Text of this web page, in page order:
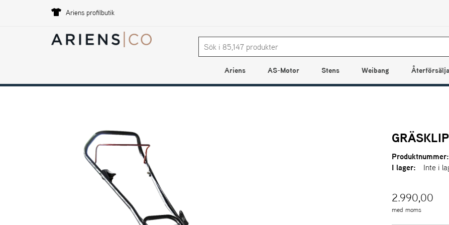
Ariens profilbutik
Ariens AS-Motor Stens Weibang
Produktnummer:
I lager:
Inte i
2.990,00
med moms